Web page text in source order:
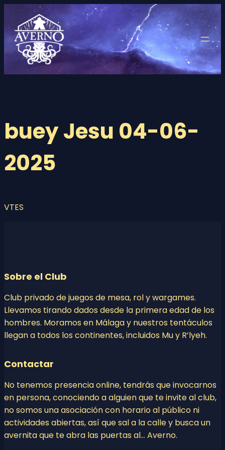
contenido
buey Jesu 04-06-
2025
VTES
Sobre el Club
Club privado de juegos de mesa, rol y wargames.
Llevamos tirando dados desde la primera edad de los
hombres. Moramos en Málaga y nuestros tentáculos
llegan a todos los continentes, incluidos Mu y R’lyeh.
Contactar
No tenemos presencia online, tendrás que invocarnos
en persona, conociendo a alguien que te invite al club,
no somos una asociación con horario al público ni
actividades abiertas, así que sal a la calle y busca un
avernita que te abra las puertas al… Averno.